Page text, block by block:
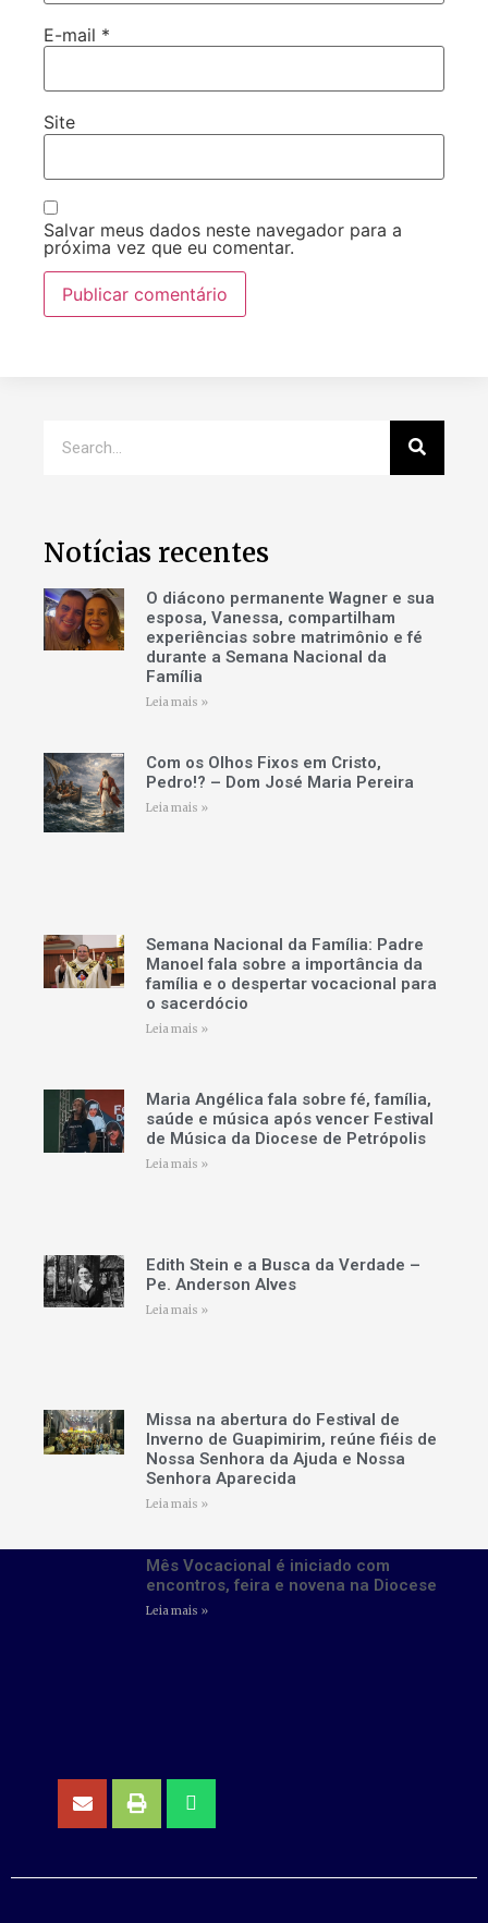
E-mail *
Site
Salvar meus dados neste navegador para a
próxima vez que eu comentar.
Notícias recentes
O diácono permanente Wagner e sua
esposa, Vanessa, compartilham
experiências sobre matrimônio e fé
durante a Semana Nacional da
Família
Leia mais »
Com os Olhos Fixos em Cristo,
Pedro!? – Dom José Maria Pereira
Leia mais »
Semana Nacional da Família: Padre
Manoel fala sobre a importância da
família e o despertar vocacional para
o sacerdócio
Leia mais »
Maria Angélica fala sobre fé, família,
saúde e música após vencer Festival
de Música da Diocese de Petrópolis
Leia mais »
Edith Stein e a Busca da Verdade –
Pe. Anderson Alves
Leia mais »
Missa na abertura do Festival de
Inverno de Guapimirim, reúne fiéis de
Nossa Senhora da Ajuda e Nossa
Senhora Aparecida
Leia mais »
Mês Vocacional é iniciado com
encontros, feira e novena na Diocese
Leia mais »